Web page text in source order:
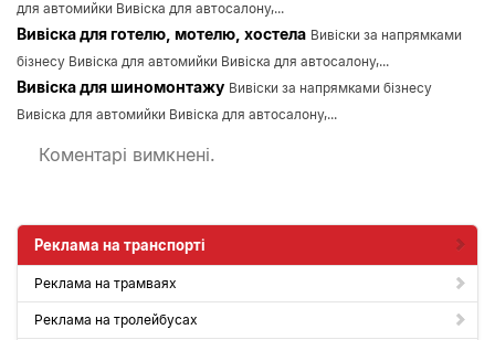
для автомийки Вивіска для автосалону,...
Вивіска для готелю, мотелю, хостела Вивіски за напрямками
бізнесу Вивіска для автомийки Вивіска для автосалону,...
Вивіска для шиномонтажу Вивіски за напрямками бізнесу
Вивіска для автомийки Вивіска для автосалону,...
Коментарі вимкнені.
Реклама на транспорті
Реклама на трамваях
Реклама на тролейбусах